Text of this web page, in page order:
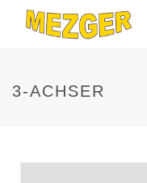
3-ACHSER